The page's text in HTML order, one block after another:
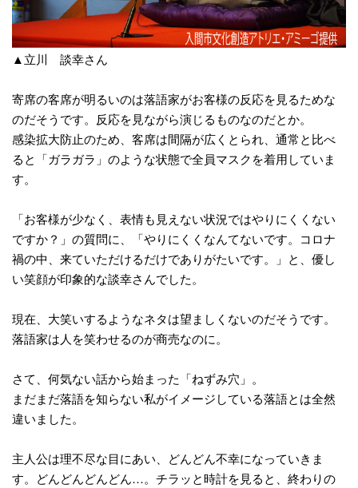
▲立川 談幸さん
寄席の客席が明るいのは落語家がお客様の反応を見るためな
のだそうです。反応を見ながら演じるものなのだとか。
感染拡大防止のため、客席は間隔が広くとられ、通常と比べ
ると「ガラガラ」のような状態で全員マスクを着用していま
す。
「お客様が少なく、表情も見えない状況ではやりにくくない
ですか？」の質問に、「やりにくくなんてないです。コロナ
禍の中、来ていただけるだけでありがたいです。」と、優し
い笑顔が印象的な談幸さんでした。
現在、大笑いするようなネタは望ましくないのだそうです。
落語家は人を笑わせるのが商売なのに。
さて、何気ない話から始まった「ねずみ穴」。
まだまだ落語を知らない私がイメージしている落語とは全然
違いました。
主人公は理不尽な目にあい、どんどん不幸になっていきま
す。どんどんどんどん…。チラッと時計を見ると、終わりの